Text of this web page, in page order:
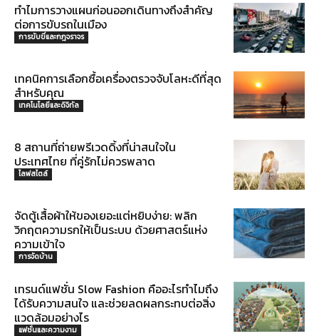
ทำไมการวางแผนก่อนออกเดินทางถึงสำคัญ
ต่อการขับรถในเมือง
การขับขี่และกฎจราจร
เทคนิคการเลือกซื้อเครื่องตรวจจับโลหะดีที่สุด
สำหรับคุณ
เทคโนโลยีและดิจิทัล
8 สถานที่ถ่ายพรีเวดดิ้งที่น่าสนใจใน
ประเทศไทย ที่คู่รักไม่ควรพลาด
ไลฟสไตล์
จัดตู้เสื้อผ้าให้ของเยอะแต่หยิบง่าย: พลิก
วิกฤตความรกให้เป็นระบบ ด้วยศาสตร์แห่ง
ความเข้าใจ
การจัดบ้าน
เทรนด์แฟชั่น Slow Fashion คืออะไรทำไมถึง
ได้รับความสนใจ และช่วยลดผลกระทบต่อสิ่ง
แวดล้อมอย่างไร
แฟชั่นและความงาม